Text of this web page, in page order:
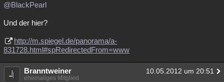
@BlackPearl
Und der hier?
http://m.spiegel.de/panorama/a-
831728.html#spRedirectedFrom=www
Branntweiner 10.05.2012 um 20:51
ehemaliges Mitglied